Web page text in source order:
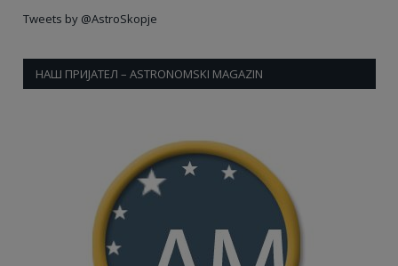
Tweets by @AstroSkopje
НАШ ПРИЈАТЕЛ – ASTRONOMSKI MAGAZIN